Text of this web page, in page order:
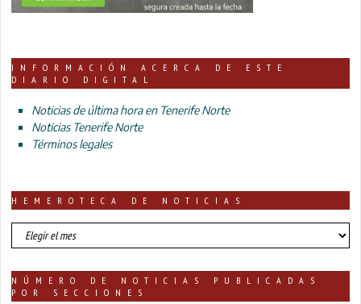
INFORMACIÓN ACERCA DE ESTE
DIARIO DIGITAL
Noticias de última hora en Tenerife Norte
Noticias Tenerife Norte
Términos legales
HEMEROTECA DE NOTICIAS
HEMEROTECA
DE
NÚMERO DE NOTICIAS PUBLICADAS
POR SECCIONES